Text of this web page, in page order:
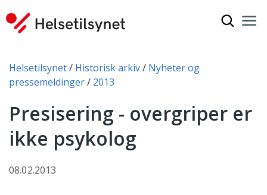
Du er her:
Helsetilsynet Historisk arkiv
Nyheter og
pressemeldinger
2013
Presisering - overgriper er
ikke psykolog
08.02.2013